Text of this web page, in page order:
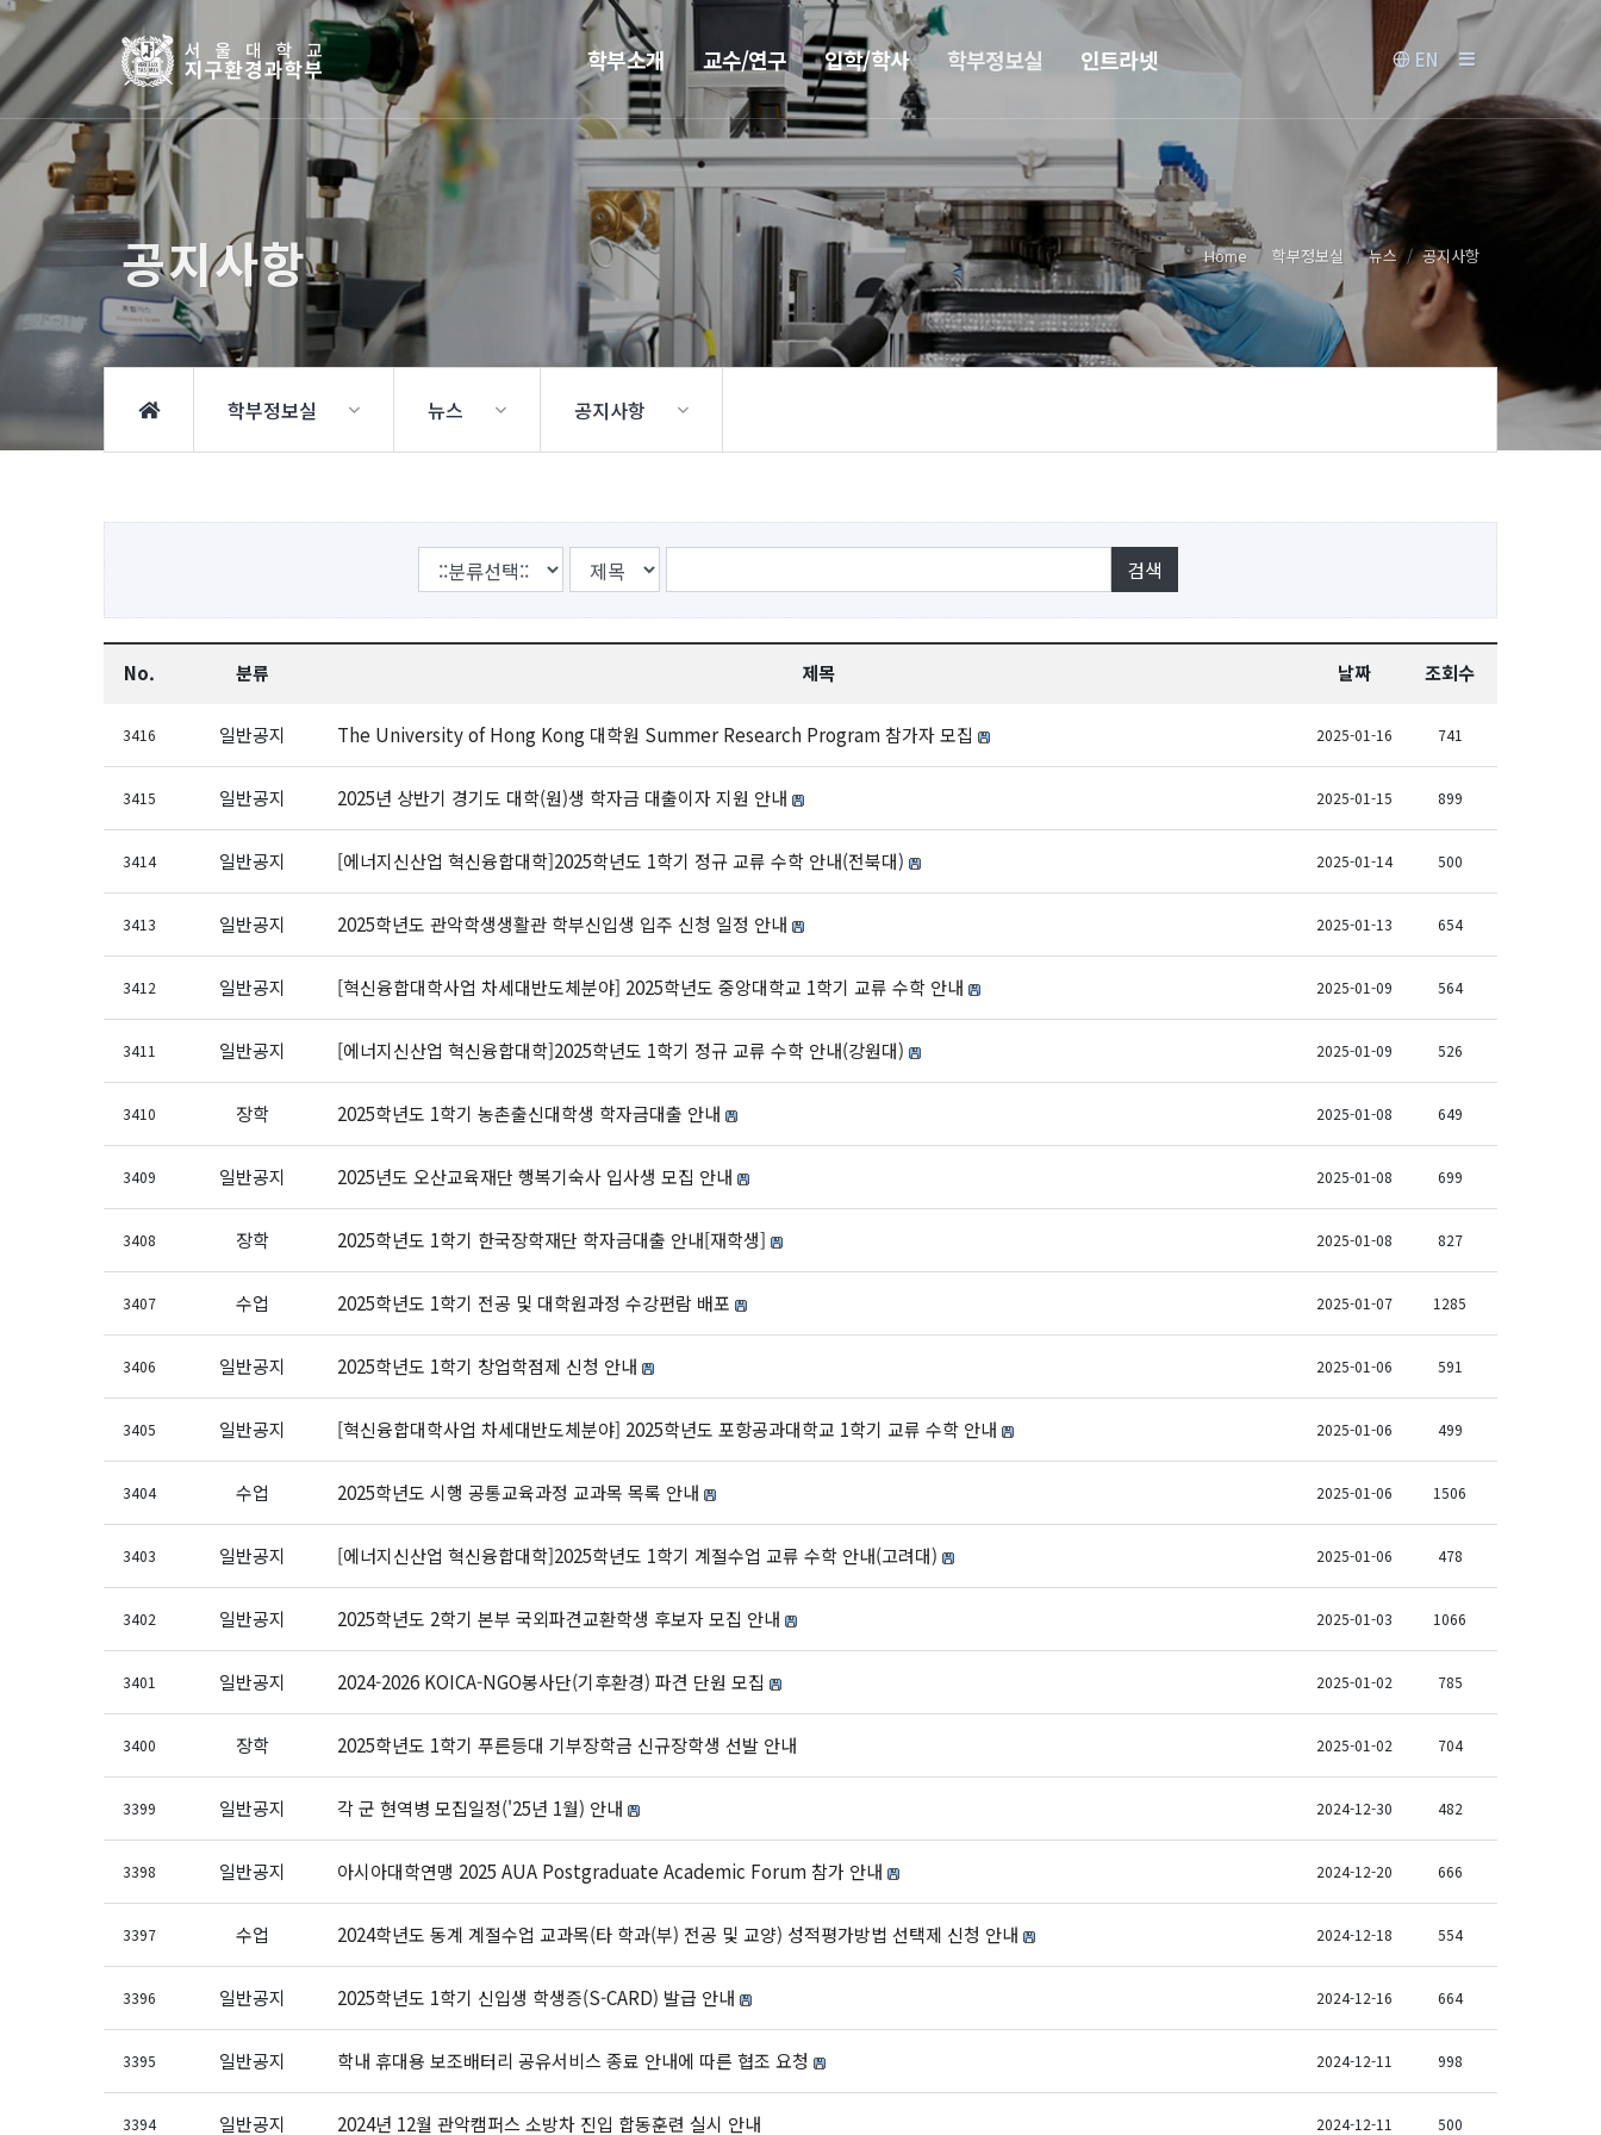
학부소개 교수/연구 입학/학사 학부정보실 인트라넷 EN
공지사항 Home 학부정보실 뉴스 공지사항
학부정보실 뉴스 공지사항
No. 분류 제목 날짜 조회수
3416 일반공지 The University of Hong Kong 대학원 Summer Research Program 참가자 모집 2025-01-16 741
3415 일반공지 2025년 상반기 경기도 대학(원)생 학자금 대출이자 지원 안내 2025-01-15 899
3414 일반공지 [에너지신산업 혁신융합대학]2025학년도 1학기 정규 교류 수학 안내(전북대) 2025-01-14 500
3413 일반공지 2025학년도 관악학생생활관 학부신입생 입주 신청 일정 안내 2025-01-13 654
3412 일반공지 [혁신융합대학사업 차세대반도체분야] 2025학년도 중앙대학교 1학기 교류 수학 안내 2025-01-09 564
3411 일반공지 [에너지신산업 혁신융합대학]2025학년도 1학기 정규 교류 수학 안내(강원대) 2025-01-09 526
3410 장학 2025학년도 1학기 농촌출신대학생 학자금대출 안내 2025-01-08 649
3409 일반공지 2025년도 오산교육재단 행복기숙사 입사생 모집 안내 2025-01-08 699
3408 장학 2025학년도 1학기 한국장학재단 학자금대출 안내[재학생] 2025-01-08 827
3407 수업 2025학년도 1학기 전공 및 대학원과정 수강편람 배포 2025-01-07 1285
3406 일반공지 2025학년도 1학기 창업학점제 신청 안내 2025-01-06 591
3405 일반공지 [혁신융합대학사업 차세대반도체분야] 2025학년도 포항공과대학교 1학기 교류 수학 안내 2025-01-06 499
3404 수업 2025학년도 시행 공통교육과정 교과목 목록 안내 2025-01-06 1506
3403 일반공지 [에너지신산업 혁신융합대학]2025학년도 1학기 계절수업 교류 수학 안내(고려대) 2025-01-06 478
3402 일반공지 2025학년도 2학기 본부 국외파견교환학생 후보자 모집 안내 2025-01-03 1066
3401 일반공지 2024-2026 KOICA-NGO봉사단(기후환경) 파견 단원 모집 2025-01-02 785
3400 장학 2025학년도 1학기 푸른등대 기부장학금 신규장학생 선발 안내 2025-01-02 704
3399 일반공지 각 군 현역병 모집일정('25년 1월) 안내 2024-12-30 482
3398 일반공지 아시아대학연맹 2025 AUA Postgraduate Academic Forum 참가 안내 2024-12-20 666
3397 수업 2024학년도 동계 계절수업 교과목(타 학과(부) 전공 및 교양) 성적평가방법 선택제 신청 안내 2024-12-18 554
3396 일반공지 2025학년도 1학기 신입생 학생증(S-CARD) 발급 안내 2024-12-16 664
3395 일반공지 학내 휴대용 보조배터리 공유서비스 종료 안내에 따른 협조 요청 2024-12-11 998
3394 일반공지 2024년 12월 관악캠퍼스 소방차 진입 합동훈련 실시 안내 2024-12-11 500